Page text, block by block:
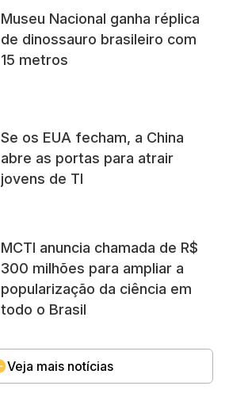
Museu Nacional ganha réplica
de dinossauro brasileiro com
15 metros
Se os EUA fecham, a China
abre as portas para atrair
jovens de TI
MCTI anuncia chamada de R$
300 milhões para ampliar a
popularização da ciência em
todo o Brasil
Veja mais notícias